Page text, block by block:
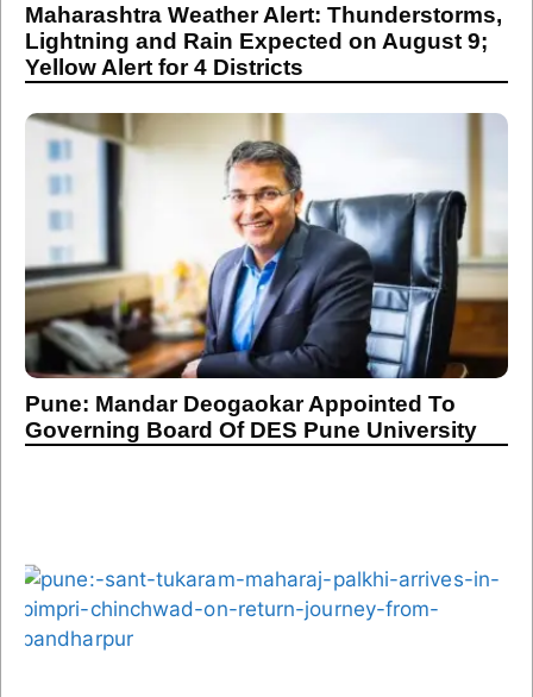
Maharashtra Weather Alert: Thunderstorms,
Lightning and Rain Expected on August 9;
Yellow Alert for 4 Districts
Pune: Mandar Deogaokar Appointed To
Governing Board Of DES Pune University